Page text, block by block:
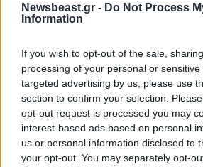
Newsbeast.gr - Do Not Process
Information
If you wish to opt-out of the sale,
processing of your personal or
targeted advertising by us, please use
section to confirm your selection.
opt-out request is processed you may
interest-based ads based on personal
us or personal information disclosed to
your opt-out. You may separately opt-
Λείπουν 14·06·2026 19:04
Οι διαιτητές με τον Λιόλιο από
φωτογραφία....